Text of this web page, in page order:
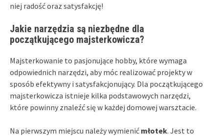
niej radość oraz satysfakcję!
Jakie narzędzia są niezbędne dla
początkującego majsterkowicza?
Majsterkowanie to pasjonujące hobby, które wymaga
odpowiednich narzędzi, aby móc realizować projekty w
sposób efektywny i satysfakcjonujący. Dla początkującego
majsterkowicza istnieje kilka podstawowych narzędzi,
które powinny znaleźć się w każdej domowej warsztacie.
Na pierwszym miejscu należy wymienić młotek. Jest to